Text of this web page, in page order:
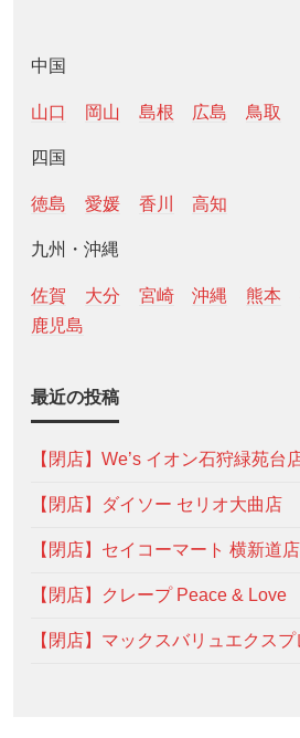
中国
山口 岡山 島根 広島 鳥取
四国
徳島 愛媛 香川 高知
九州・沖縄
佐賀 大分 宮崎 沖縄 熊本
鹿児島
最近の投稿
【閉店】We’s イオン石狩緑苑台
【閉店】ダイソー セリオ大曲店
【閉店】セイコーマート 横新道店
【閉店】クレープ Peace & Love
【閉店】マックスバリュエクス